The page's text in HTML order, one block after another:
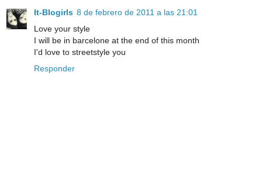
It-Blogirls 8 de febrero de 2011 a las 21:01
Love your style
I will be in barcelone at the end of this month
I'd love to streetstyle you
Responder